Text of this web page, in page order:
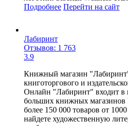
Подробнее Перейти на сайт
Лабиринт
Отзывов: 1 763
3.9
Книжный магазин
книготоргового и
Онлайн "Лабиринт" входит в
больших книжных
более 150 000 товаров от
найдете художественную